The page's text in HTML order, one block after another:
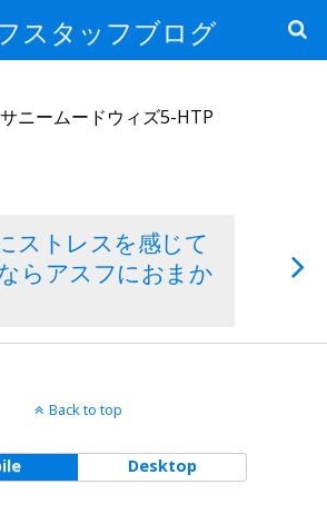
スタッフブログ
ニームードウィズ5-HTP
ストレスを感じて
らアスフにおまか
Back to top
Desktop